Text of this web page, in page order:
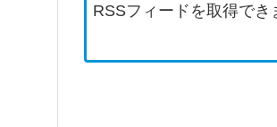
RSSフィードを取得でき